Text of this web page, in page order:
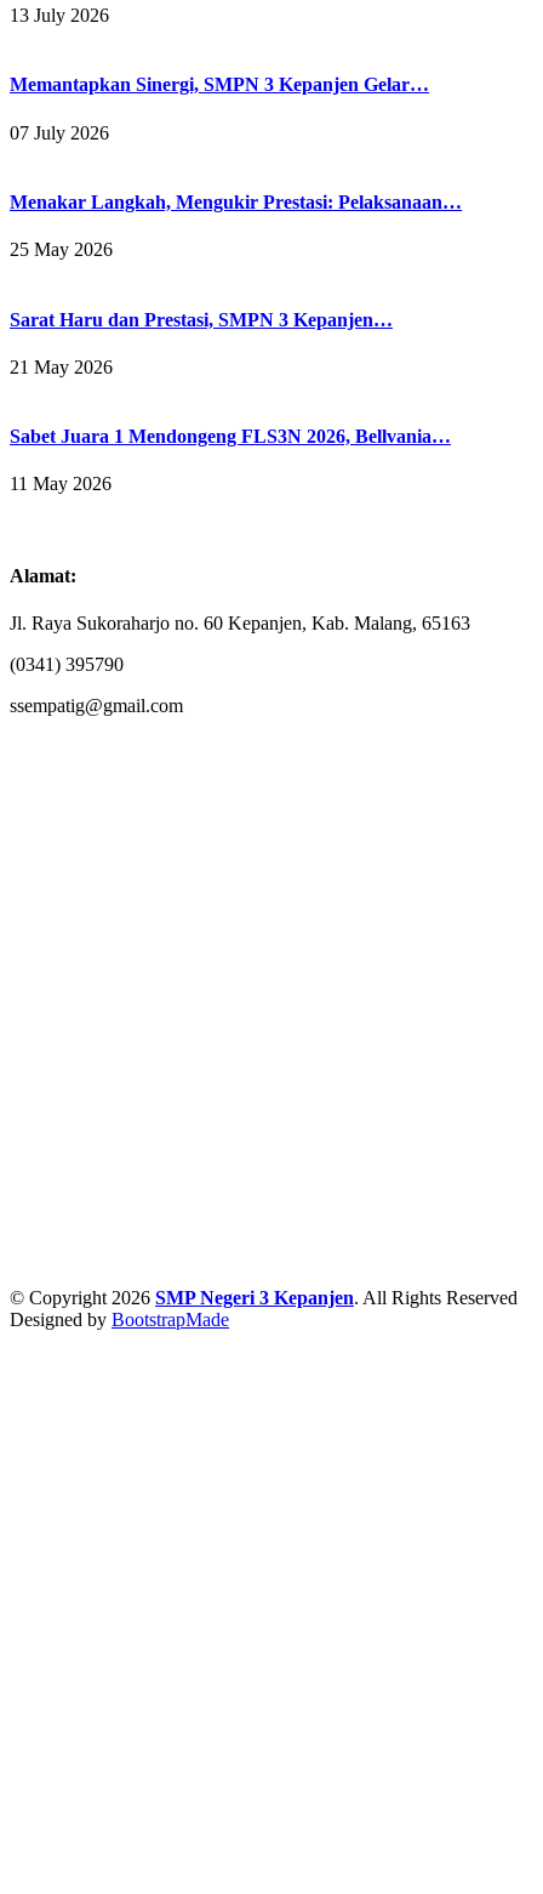
13 July 2026
Memantapkan Sinergi, SMPN 3 Kepanjen Gelar…
07 July 2026
Menakar Langkah, Mengukir Prestasi: Pelaksanaan…
25 May 2026
Sarat Haru dan Prestasi, SMPN 3 Kepanjen…
21 May 2026
Sabet Juara 1 Mendongeng FLS3N 2026, Bellvania…
11 May 2026
Alamat:
Jl. Raya Sukoraharjo no. 60 Kepanjen, Kab. Malang, 65163
(0341) 395790
ssempatig@gmail.com
© Copyright 2026 SMP Negeri 3 Kepanjen. All Rights Reserved
Designed by BootstrapMade